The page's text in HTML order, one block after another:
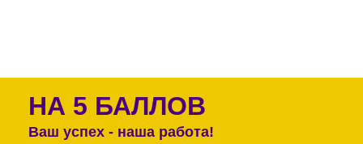
НА 5 БАЛЛОВ
Ваш успех - наша работа!